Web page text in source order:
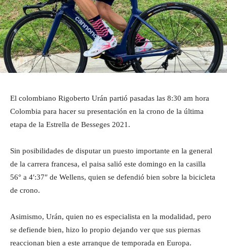
El colombiano Rigoberto Urán partió pasadas las 8:30 am hora
Colombia para hacer su presentación en la crono de la última
etapa de la Estrella de Besseges 2021.
Sin posibilidades de disputar un puesto importante en la general
de la carrera francesa, el paisa salió este domingo en la casilla
56° a 4′:37″ de Wellens, quien se defendió bien sobre la bicicleta
de crono.
Asimismo, Urán, quien no es especialista en la modalidad, pero
se defiende bien, hizo lo propio dejando ver que sus piernas
reaccionan bien a este arranque de temporada en Europa.